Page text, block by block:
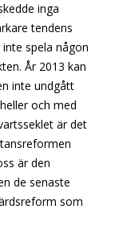
inga
tendens
spela någon
År 2013 kan
inte undgått
och med
är det
är den
de senaste
som